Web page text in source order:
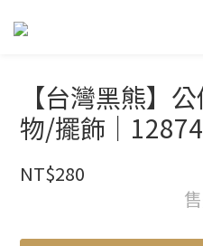
【台灣黑熊】
物/擺飾｜
NT$280